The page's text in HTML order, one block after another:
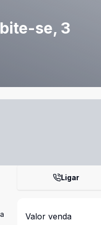
se, 3
Ligar
Valor venda